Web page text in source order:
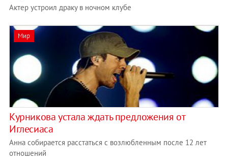
Актер устроил драку в ночном клубе
Мир
Курникова устала ждать предложения от
Иглесиаса
Анна собирается расстаться с возлюбленным после 12 лет
отношений